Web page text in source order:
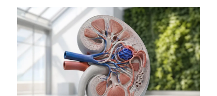
简体中文
فارسی
Български
Dansk